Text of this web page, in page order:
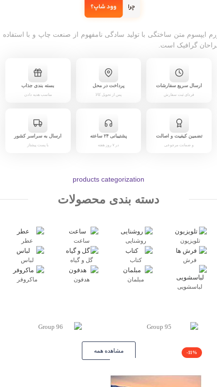
ایپسوم متن ساختگی با تولید سادگی نامفهوم از صنعت چاپ و با استفاده
گرافیک است.
ارسال سریع سفارشات
فردای ثبت سفارش
پرداخت در محل
پس از تحویل کالا
بسته بندی جذاب
مناسب هدیه دادن
تضمین کیفیت و اصالت
و ضمانت مرجوعی
پشتیبانی ۲۴ ساعته
در ۷ روز هفته
ارسال به سراسر کشور
با پست پیشتاز
products categorization
دسته بندی محصولات​
تلویزیون روشنایی ساعت عطر
فرش کتاب گل و گیاه لباس
لباسشویی
مبلمان هدفون ماکروفر
مشاهده همه -11%